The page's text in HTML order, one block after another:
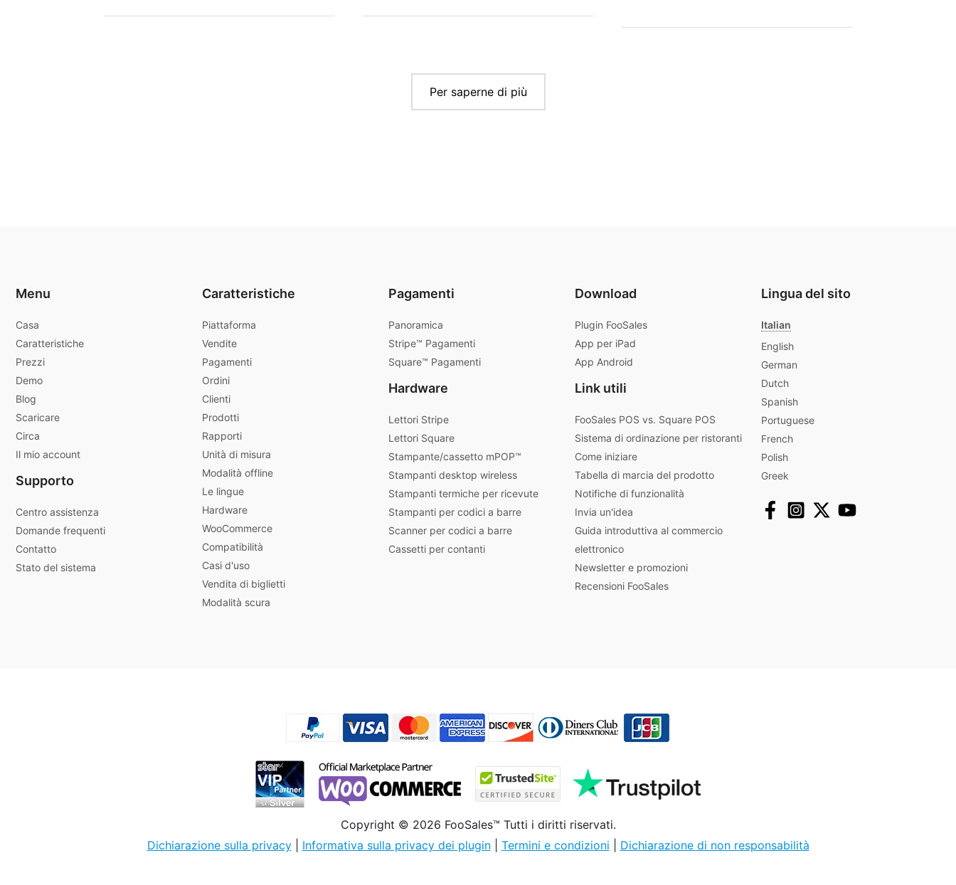
Per saperne di più
Menu
Casa
Caratteristiche
Prezzi
Demo
Blog
Scaricare
Circa
Il mio account
Supporto
Centro assistenza
Domande frequenti
Contatto
Stato del sistema
Caratteristiche
Piattaforma
Vendite
Pagamenti
Ordini
Clienti
Prodotti
Rapporti
Unità di misura
Modalità offline
Le lingue
Hardware
WooCommerce
Compatibilità
Casi d'uso
Vendita di biglietti
Modalità scura
Pagamenti
Panoramica
Stripe™ Pagamenti
Square™ Pagamenti
Hardware
Lettori Stripe
Lettori Square
Stampante/cassetto mPOP™
Stampanti desktop wireless
Stampanti termiche per ricevute
Stampanti per codici a barre
Scanner per codici a barre
Cassetti per contanti
Download
Plugin FooSales
App per iPad
App Android
Link utili
FooSales POS vs. Square POS
Sistema di ordinazione per ristoranti
Come iniziare
Tabella di marcia del prodotto
Notifiche di funzionalità
Invia un'idea
Guida introduttiva al commercio
elettronico
Newsletter e promozioni
Recensioni FooSales
Lingua del sito
Italian
English
German
Dutch
Spanish
Portuguese
French
Polish
Greek
Copyright © 2026 FooSales™ Tutti i diritti riservati.
Dichiarazione sulla privacy| Informativa sulla privacy dei plugin| Termini e condizioni Dichiarazione di non responsabilità